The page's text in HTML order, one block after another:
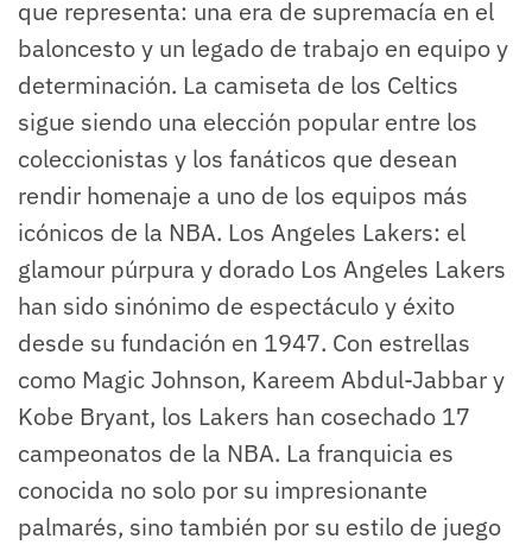
que representa: una era de supremacía en el
baloncesto y un legado de trabajo en equipo y
determinación. La camiseta de los Celtics
sigue siendo una elección popular entre los
coleccionistas y los fanáticos que desean
rendir homenaje a uno de los equipos más
icónicos de la NBA. Los Angeles Lakers: el
glamour púrpura y dorado Los Angeles Lakers
han sido sinónimo de espectáculo y éxito
desde su fundación en 1947. Con estrellas
como Magic Johnson, Kareem Abdul-Jabbar y
Kobe Bryant, los Lakers han cosechado 17
campeonatos de la NBA. La franquicia es
conocida no solo por su impresionante
palmarés, sino también por su estilo de juego